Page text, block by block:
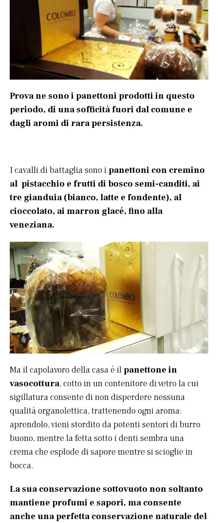
Prova ne sono i panettoni prodotti in questo
periodo, di una sofficità fuori dal comune e
dagli aromi di rara persistenza.
I cavalli di battaglia sono i panettoni con cremino
al pistacchio e frutti di bosco semi-canditi, ai
tre gianduia (bianco, latte e fondente), al
cioccolato, ai marron glacé, fino alla
veneziana.
Ma il capolavoro della casa è il panettone in
vasocottura, cotto in un contenitore di vetro la cui
sigillatura consente di non disperdere nessuna
qualità organolettica, trattenendo ogni aroma:
aprendolo, vieni stordito da potenti sentori di burro
buono, mentre la fetta sotto i denti sembra una
crema che esplode di sapore mentre si scioglie in
bocca.
La sua conservazione sottovuoto non soltanto
mantiene profumi e sapori, ma consente
anche una perfetta conservazione naturale del